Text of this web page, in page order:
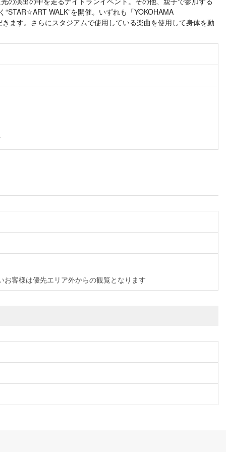
WALK”を開催。いずれも「YOKOHAMA
す。さらにスタジアムで使用している楽曲を使用して身体を動
客様は優先エリア外からの観覧となります